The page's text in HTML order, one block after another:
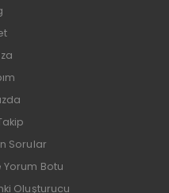
Sorular
Botu
Oluşturucu